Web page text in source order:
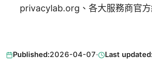
privacylab.org、各大服務商官方
Published:2026-04-07· Last